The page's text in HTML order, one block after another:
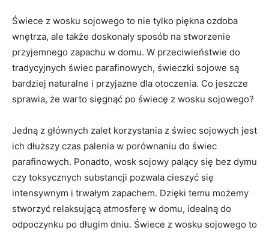
Świece z wosku sojowego to nie tylko piękna‌ ozdoba
wnętrza, ale także‌ doskonały sposób na‍ stworzenie
przyjemnego zapachu w⁢ domu. W przeciwieństwie do
tradycyjnych świec parafinowych, świeczki‍ sojowe są
bardziej naturalne i⁤ przyjazne dla otoczenia. Co jeszcze
⁣sprawia, że ⁤warto sięgnąć po‍ świecę z wosku sojowego?
Jedną z głównych zalet korzystania z ‌świec sojowych jest
ich dłuższy czas palenia w porównaniu do świec⁣
parafinowych.‌ Ponadto, wosk sojowy palący się bez ⁤dymu
czy toksycznych substancji pozwala cieszyć się
intensywnym i trwałym zapachem. Dzięki temu możemy
‍stworzyć relaksującą atmosferę w domu, ​idealną do
odpoczynku po długim dniu. Świece z wosku sojowego to